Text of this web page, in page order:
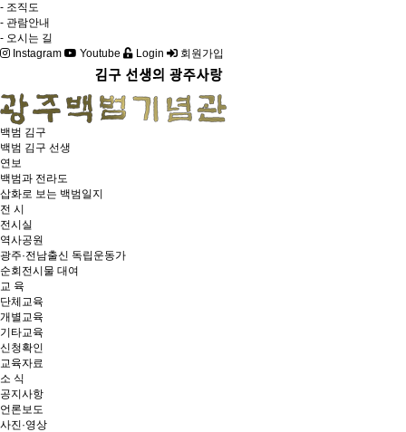
- 조직도
- 관람안내
- 오시는 길
Instagram
Youtube Login 회원가입
백범 김구
백범 김구 선생
연보
백범과 전라도
삽화로 보는 백범일지
전 시
전시실
역사공원
광주·전남출신 독립운동가
순회전시물 대여
교 육
단체교육
개별교육
기타교육
신청확인
교육자료
소 식
공지사항
언론보도
사진·영상